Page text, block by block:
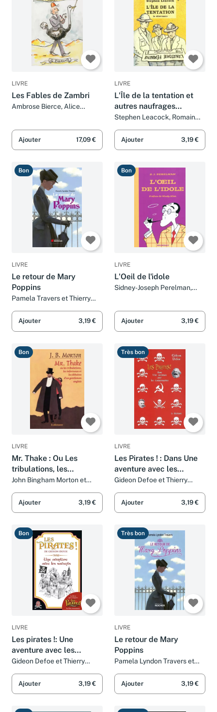
LIVRE
Les Fables de Zambri
Ambrose Bierce, Alice
Ajouter 17,09 €
LIVRE
L'Île de la tentation et
autres naufrages
amoureux
Stephen Leacock, Romain
Ajouter 3,19 €
Bon
LIVRE
Le retour de Mary
Poppins
Pamela Travers et Thierry
Ajouter 3,19 €
Bon
LIVRE
L'Oeil de l'idole
Sidney-Joseph Perelman,
Ajouter 3,19 €
Bon
LIVRE
Mr. Thake : Ou Les
tribulations, les
infortunes et les
anglais
John Bingham Morton et
Ajouter 3,19 €
Très bon
LIVRE
Les Pirates ! : Dans Une
aventure avec les
communistes
Gideon Defoe et Thierry
Ajouter 3,19 €
Bon
LIVRE
Les pirates !: Une
aventure avec les
savantes
Gideon Defoe et Thierry
Ajouter 3,19 €
Très bon
LIVRE
Le retour de Mary
Poppins
Pamela Lyndon Travers et
Ajouter 3,19 €